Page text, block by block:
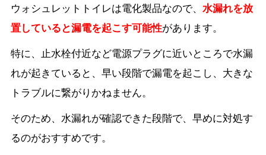
ウォシュレットトイレは電化製品なので、 水漏れを放
置していると漏電を起こす可能性があります。
特に、止水栓付近など電源プラグに近いところで水漏
れが起きていると、早い段階で漏電を起こし、大きな
トラブルに繋がりかねません。
そのため、水漏れが確認できた段階で、早めに対処す
るのがおすすめです。